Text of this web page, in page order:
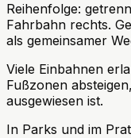
Reihenfolge:
Fahrbahn rechts.
als gemeinsamer
Viele Einbahnen
Fußzonen
ausgewiesen ist.
In Parks und im